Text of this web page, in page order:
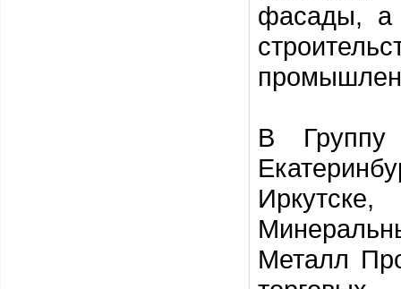
фасады, а
В
Металл